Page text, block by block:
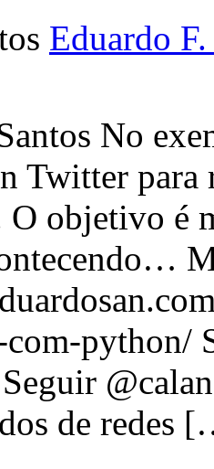
Eduardo
No
Twitter para
O objetivo é
com-python/
de redes